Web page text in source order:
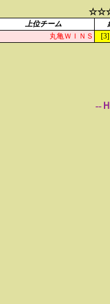
上位チーム
丸亀ＷＩＮＳ
--